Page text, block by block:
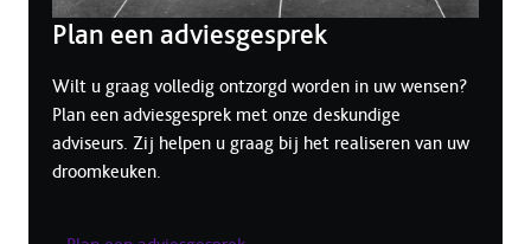
Plan een adviesgesprek
Wilt u graag volledig ontzorgd worden in uw wensen?
Plan een adviesgesprek met onze deskundige
adviseurs. Zij helpen u graag bij het realiseren van uw
droomkeuken.